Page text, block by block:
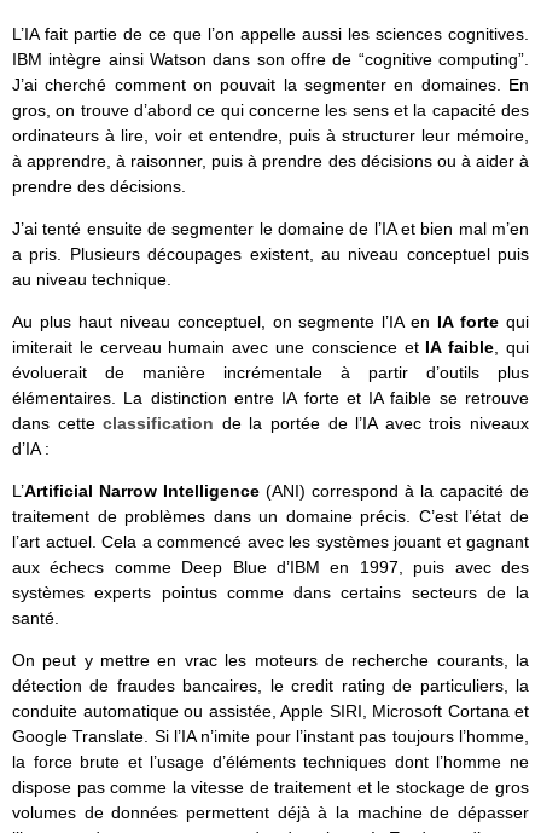
L’IA fait partie de ce que l’on appelle aussi les sciences cognitives.
IBM intègre ainsi Watson dans son offre de “cognitive computing”.
J’ai cherché comment on pouvait la segmenter en domaines. En
gros, on trouve d’abord ce qui concerne les sens et la capacité des
ordinateurs à lire, voir et entendre, puis à structurer leur mémoire,
à apprendre, à raisonner, puis à prendre des décisions ou à aider à
prendre des décisions.
J’ai tenté ensuite de segmenter le domaine de l’IA et bien mal m’en
a pris. Plusieurs découpages existent, au niveau conceptuel puis
au niveau technique.
Au plus haut niveau conceptuel, on segmente l’IA en IA fortequi
imiterait le cerveau humain avec une conscience et IA faible , qui
évoluerait de manière incrémentale à partir d’outils plus
élémentaires. La distinction entre IA forte et IA faible se retrouve
dans cetteclassification de la portée de l’IA avec trois niveaux
d’IA :
L’Artificial Narrow Intelligence (ANI) correspond à la capacité de
traitement de problèmes dans un domaine précis. C’est l’état de
l’art actuel. Cela a commencé avec les systèmes jouant et gagnant
aux échecs comme Deep Blue d’IBM en 1997, puis avec des
systèmes experts pointus comme dans certains secteurs de la
santé.
On peut y mettre en vrac les moteurs de recherche courants, la
détection de fraudes bancaires, le credit rating de particuliers, la
conduite automatique ou assistée, Apple SIRI, Microsoft Cortana et
Google Translate. Si l’IA n’imite pour l’instant pas toujours l’homme,
la force brute et l’usage d’éléments techniques dont l’homme ne
dispose pas comme la vitesse de traitement et le stockage de gros
volumes de données permettent déjà à la machine de dépasser